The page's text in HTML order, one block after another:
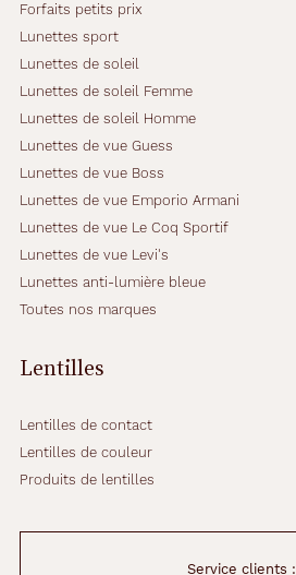
Forfaits petits prix
Lunettes sport
Lunettes de soleil
Lunettes de soleil Femme
Lunettes de soleil Homme
Lunettes de vue Guess
Lunettes de vue Boss
Lunettes de vue Emporio Armani
Lunettes de vue Le Coq Sportif
Lunettes de vue Levi's
Lunettes anti-lumière bleue
Toutes nos marques
Lentilles
Lentilles de contact
Lentilles de couleur
Produits de lentilles
Service clients :